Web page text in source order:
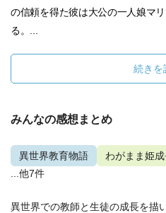
の信頼を得た彼は大公の一人娘マ
る。...
続きを
みんなの感想まとめ
異世界教育物語 わがまま姫
...他7件
異世界での教師と生徒の成長を描